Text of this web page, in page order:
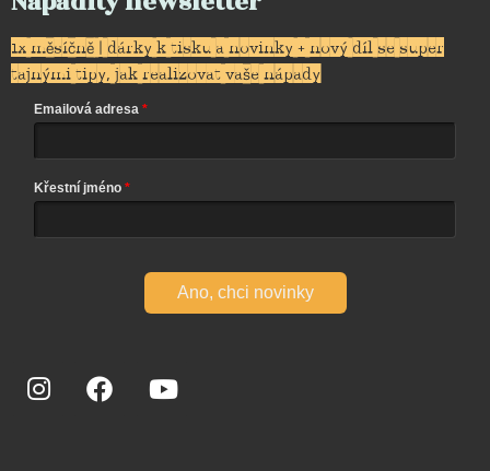
1x měsíčně | dárky k tisku a novinky + nový díl se super
tajnými tipy, jak realizovat vaše nápady
Emailová adresa
Křestní jméno
Ano, chci novinky